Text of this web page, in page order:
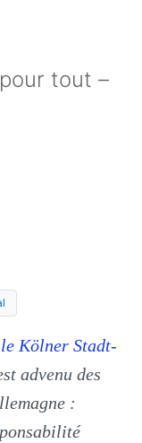
tout –
Kölner Stadt-
advenu des
: